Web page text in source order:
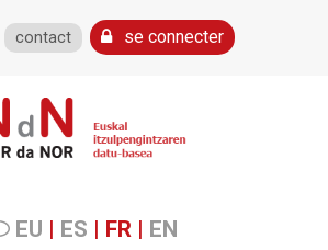
contact se connecter
EU | ES | FR | EN